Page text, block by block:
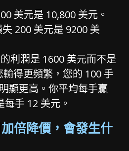
美元是 10,800 美元。
200 美元是 9200 美
利潤是 1600 美元而不是
得更頻繁，您的 100 手
顯更高。你平均每手贏
手 12 美元。
倍降價，會發生什